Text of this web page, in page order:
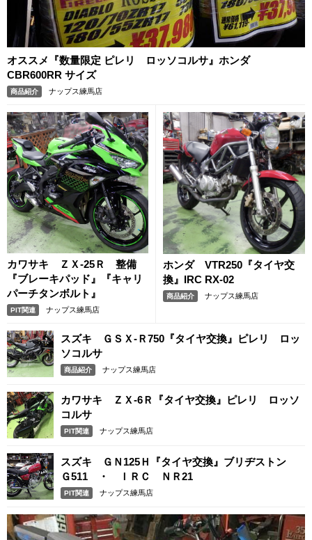
オススメ『数量限定 ピレリ ロッソコルサ』ホンダ
CBR600RR サイズ
商品紹介 ナップス練馬店
カワサキ ＺＸ-25Ｒ 整備
『ブレーキパッド』『キャリ
パーチタンボルト』
PIT関連 ナップス練馬店
ホンダ VTR250『タイヤ交
換』IRC RX-02
商品紹介 ナップス練馬店
スズキ ＧＳＸ-Ｒ750『タイヤ交換』ピレリ ロッ
ソコルサ
商品紹介 ナップス練馬店
カワサキ ＺＸ-6Ｒ『タイヤ交換』ピレリ ロッソ
コルサ
PIT関連 ナップス練馬店
スズキ ＧＮ125Ｈ『タイヤ交換』ブリヂストン
Ｇ511 ・ ＩＲＣ ＮＲ21
PIT関連 ナップス練馬店